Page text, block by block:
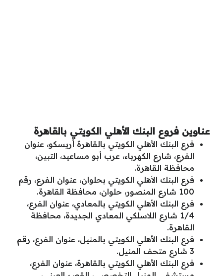
عناوين فروع البنك الأهلي الكويتي بالقاهرة
فرع البنك الأهلي الكويتي بالقاهرة أريسكو، عنوان
الفرع، شارع الكهرباء، عرب أبو مساعيد، التبين،
محافظة القاهرة.
فرع البنك الأهلي الكويتي بحلوان، عنوان الفرع، رقم
100 شارع المنصور، حلوان، محافظة القاهرة.
فرع البنك الأهلي الكويتي بالمعادي، عنوان الفرع،
1/4 شارع اللاسلكي المعادي الجديدة، محافظة
القاهرة.
فرع البنك الأهلي الكويتي بالمنيل، عنوان الفرع، رقم
3 شارع متحف المنيل.
فرع البنك الأهلي الكويتي بالقاهرة، عنوان الفرع،